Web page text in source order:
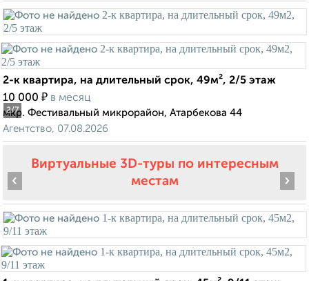
2/7
2-к квартира, на длительный срок, 49м², 2/5 этаж
10 000 ₽ в месяц
мкр. Фестивальный микрорайон, Атарбекова 44
Агентство, 07.08.2026
Виртуальные 3D-туры по интересным
местам
‹ ›